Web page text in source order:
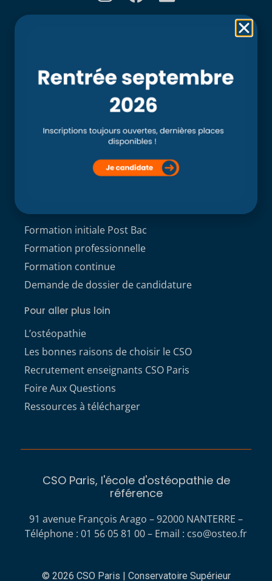
Recherche
Service aux étudiants
ACCÈS ÉTUDIANT
Formation initiale Post Bac
Formation professionnelle
Formation continue
Demande de dossier de candidature
Pour aller plus loin
L’ostéopathie
Les bonnes raisons de choisir le CSO
Recrutement enseignants CSO Paris
Foire Aux Questions
Ressources à télécharger
CSO Paris, l'école d'ostéopathie de
référence
91 avenue François Arago – 92000 NANTERRE –
Téléphone : 01 56 05 81 00 – Email : cso@osteo.fr
© 2026 CSO Paris | Conservatoire Supérieur